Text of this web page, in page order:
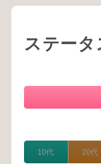
ステータ
10代 20代